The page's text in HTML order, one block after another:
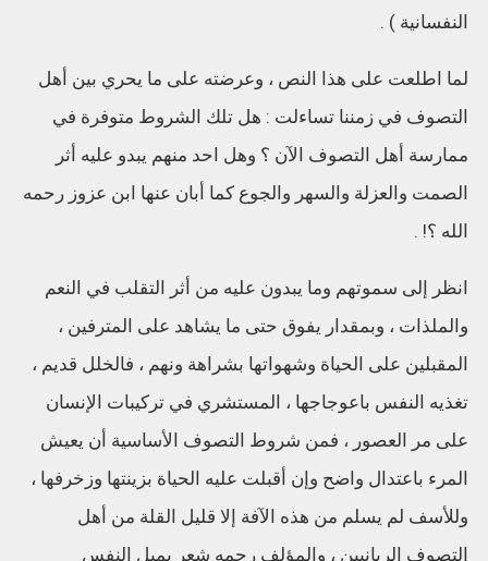
النفسانية ) .
لما اطلعت على هذا النص ، وعرضته على ما يحري بين أهل
التصوف في زمننا تساءلت : هل تلك الشروط متوفرة في
ممارسة أهل التصوف الآن ؟ وهل احد منهم يبدو عليه أثر
الصمت والعزلة والسهر والجوع كما أبان عنها ابن عزوز رحمه
الله ؟! .
انظر إلى سموتهم وما يبدون عليه من أثر التقلب في النعم
والملذات ، وبمقدار يفوق حتى ما يشاهد على المترفين ،
المقبلين على الحياة وشهواتها بشراهة ونهم ، فالخلل قديم ،
تغذيه النفس باعوجاجها ، المستشري في تركيبات الإنسان
على مر العصور ، فمن شروط التصوف الأساسية أن يعيش
المرء باعتدال واضح وإن أقبلت عليه الحياة بزينتها وزخرفها ،
وللأسف لم يسلم من هذه الآفة إلا قليل القلة من أهل
التصوف الربانيين ، والمؤلف رحمه شعر بميل النفس